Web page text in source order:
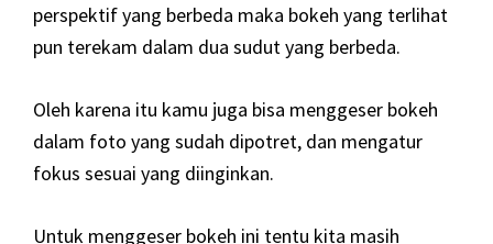
perspektif yang berbeda maka bokeh yang terlihat
pun terekam dalam dua sudut yang berbeda.
Oleh karena itu kamu juga bisa menggeser bokeh
dalam foto yang sudah dipotret, dan mengatur
fokus sesuai yang diinginkan.
Untuk menggeser bokeh ini tentu kita masih